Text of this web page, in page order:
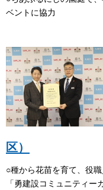
ベントに協力
区）
○種から花苗を育て、役
「勇建設コミュニティ